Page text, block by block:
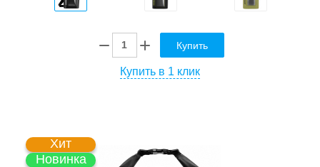
Купить
Купить в 1 клик
Хит
Новинка